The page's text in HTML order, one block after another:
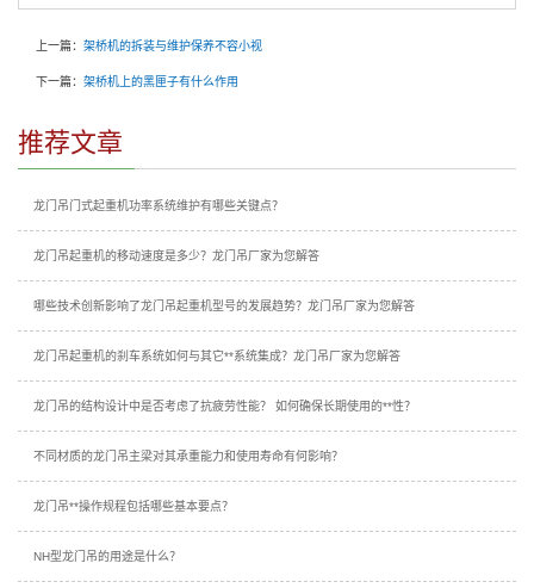
上一篇： 架桥机的拆装与维护保养不容小视
下一篇： 架桥机上的黑匣子有什么作用
推荐文章
龙门吊门式起重机功率系统维护有哪些关键点？
龙门吊起重机的移动速度是多少？龙门吊厂家为您解答
哪些技术创新影响了龙门吊起重机型号的发展趋势？龙门吊厂家为您解答
龙门吊起重机的刹车系统如何与其它**系统集成？龙门吊厂家为您解答
龙门吊的结构设计中是否考虑了抗疲劳性能？ 如何确保长期使用的**性？
不同材质的龙门吊主梁对其承重能力和使用寿命有何影响？
龙门吊**操作规程包括哪些基本要点？
NH型龙门吊的用途是什么？